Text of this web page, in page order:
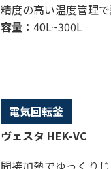
精度の高い温度管理
容量： 40L~300L
電気回転釜
ヴェスタ HEK-VC
間接加熱でゆっくり